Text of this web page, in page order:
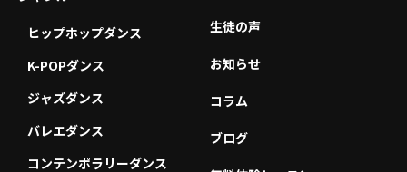
ヒップホップダンス
K-POPダンス
ジャズダンス
バレエダンス
コンテンポラリーダンス
生徒の声
お知らせ
コラム
ブログ